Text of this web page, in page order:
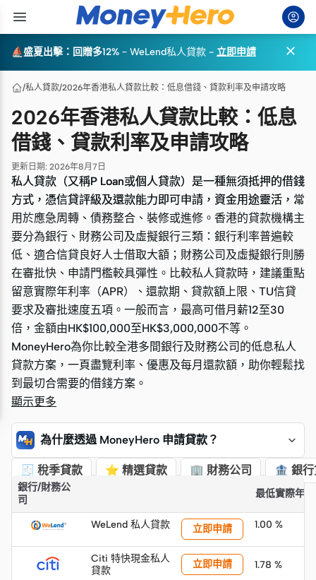
⛵盛夏出擊：回贈多12% – WeLend私人貸款 - 立即申請 
/私人貸款/2026年香港私人貸款比較：低息借錢、貸款利率及申請攻略
2026年香港私人貸款比較：低息
借錢、貸款利率及申請攻略
更新日期: 2026年8月7日
私人貸款（又稱P Loan或個人貸款）是一種無須抵押的借錢
方式，憑信貸評級及還款能力即可申請，資金用途靈活，常
用於應急周轉、債務整合、裝修或進修。香港的貸款機構主
要分為銀行、財務公司及虛擬銀行三類：銀行利率普遍較
低、適合信貸良好人士借取大額；財務公司及虛擬銀行則勝
在審批快、申請門檻較具彈性。比較私人貸款時，建議重點
留意實際年利率（APR）、還款期、貸款額上限、TU信貸
要求及審批速度五項。一般而言，最高可借月薪12至30
倍，金額由HK$100,000至HK$3,000,000不等。
MoneyHero為你比較全港多間銀行及財務公司的低息私人
貸款方案，一頁盡覽利率、優惠及每月還款額，助你輕鬆找
到最切合需要的借錢方案。
私人貸款（又稱P Loan或個人貸款）是一種無須抵押的借錢
方式，憑信貸評級及還款能力即可申請，資金用途靈活，常
用於應急周轉、債務整合、裝修或進修。香港的貸款機構主
要分為銀行、財務公司及虛擬銀行三類：銀行利率普遍較
低、適合信貸良好人士借取大額；財務公司及虛擬銀行則勝
在審批快、申請門檻較具彈性。比較私人貸款時，建議重點
留意實際年利率（APR）、還款期、貸款額上限、TU信貸
要求及審批速度五項。一般而言，最高可借月薪12至30
倍，金額由HK$100,000至HK$3,000,000不等。
MoneyHero為你比較全港多間銀行及財務公司的低息私人
貸款方案，一頁盡覽利率、優惠及每月還款額，助你輕鬆找
到最切合需要的借錢方案。
顯示更多
為什麼透過 MoneyHero 申請貸款？
🧾 稅季貸款 ⭐ 精選貸款 🏢 財務公司
🏦 銀
「快速摘要」
銀行/財務公
司
最低實際年
WeLend 私人貸款 立即申請 1.00 %
Citi 特快現金私人
貸款
立即申請 1.78 %